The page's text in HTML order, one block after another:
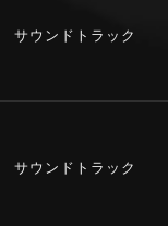
サウンドトラック
サウンドトラック